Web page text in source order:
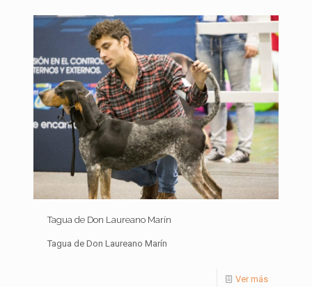
Tagua de Don Laureano Marín
Tagua de Don Laureano Marín
Ver más